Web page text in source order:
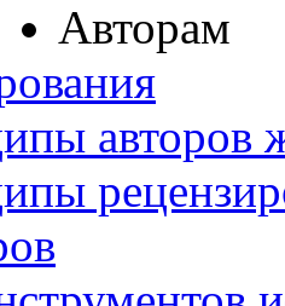
Авторам
авторов